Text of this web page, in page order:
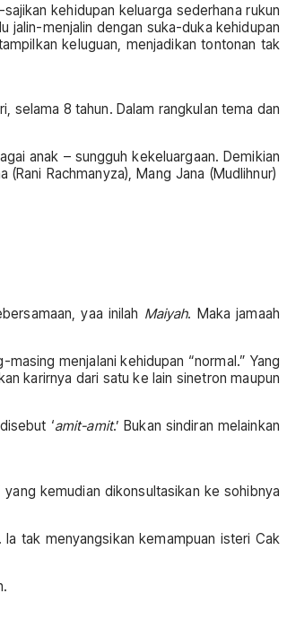
kehidupan keluarga sederhana rukun
jalin-menjalin dengan suka-duka kehidupan
keluguan, menjadikan tontonan tak
selama 8 tahun. Dalam rangkulan tema dan
anak – sungguh kekeluargaan. Demikian
Rachmanyza), Mang Jana (Mudlihnur)
yaa inilah Maiyah. Maka jamaah
menjalani kehidupan “normal.” Yang
karirnya dari satu ke lain sinetron maupun
‘amit-amit.’ Bukan sindiran melainkan
kemudian dikonsultasikan ke sohibnya
tak menyangsikan kemampuan isteri Cak